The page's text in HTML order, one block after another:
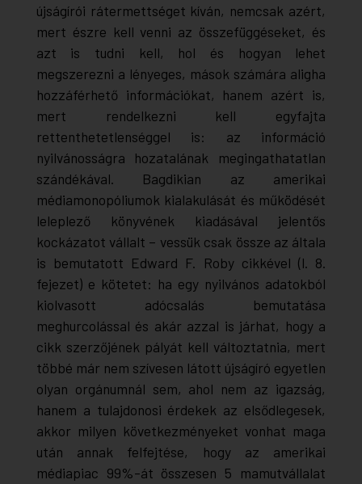
újságírói rátermettséget kíván, nemcsak azért,
mert észre kell venni az összefüggéseket, és
azt is tudni kell, hol és hogyan lehet
megszerezni a lényeges, mások számára aligha
hozzáférhető információkat, hanem azért is,
mert rendelkezni kell egyfajta
rettenthetetlenséggel is: az információ
nyilvánosságra hozatalának megingathatatlan
szándékával. Bagdikian az amerikai
médiamonopóliumok kialakulását és működését
leleplező könyvének kiadásával jelentős
kockázatot vállalt – vessük csak össze az általa
is bemutatott Edward F. Roby cikkével (l. 8.
fejezet) e kötetet: ha egy nyilvános adatokból
kiolvasott adócsalás bemutatása
meghurcolással és akár azzal is járhat, hogy a
cikk szerzőjének pályát kell változtatnia, mert
többé már nem szívesen látott újságíró egyetlen
olyan orgánumnál sem, ahol nem az igazság,
hanem a tulajdonosi érdekek az elsődlegesek,
akkor milyen következményeket vonhat maga
után annak felfejtése, hogy az amerikai
médiapiac 99%-át összesen 5 mamutvállalat